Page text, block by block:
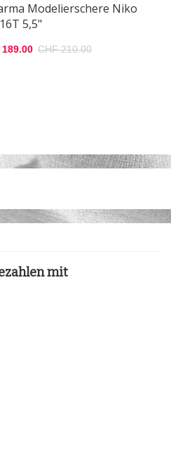
Modelierschere Niko
5,5"
189.00 CHF 210.00
mit